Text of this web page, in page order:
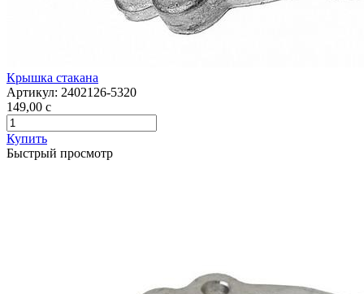
Крышка стакана
Артикул: 2402126-5320
149,00 c
Купить
Быстрый просмотр